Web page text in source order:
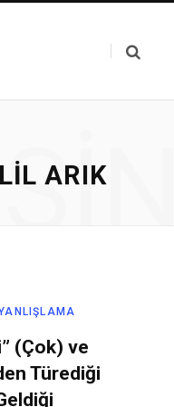
ARIK
(Çok) ve
Türediği